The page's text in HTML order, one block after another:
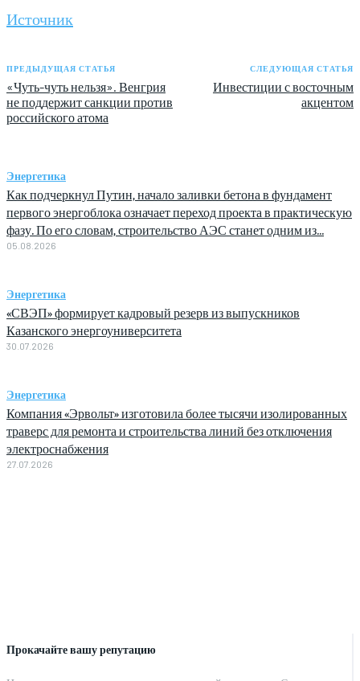
Прокачайте вашу репутацию
Источник
ПРЕДЫДУЩАЯ СТАТЬЯ
«Чуть-чуть нельзя». Венгрия
не поддержит санкции против
российского атома
СЛЕДУЮЩАЯ СТАТЬЯ
Инвестиции с восточным
акцентом
Энергетика
Как подчеркнул Путин, начало заливки бетона в фундамент
первого энергоблока означает переход проекта в практическую
фазу. По его словам, строительство АЭС станет одним из...
05.08.2026
Энергетика
«СВЭП» формирует кадровый резерв из выпускников
Казанского энергоуниверситета
30.07.2026
Энергетика
Компания «Эрвольт» изготовила более тысячи изолированных
траверс для ремонта и строительства линий без отключения
электроснабжения
27.07.2026